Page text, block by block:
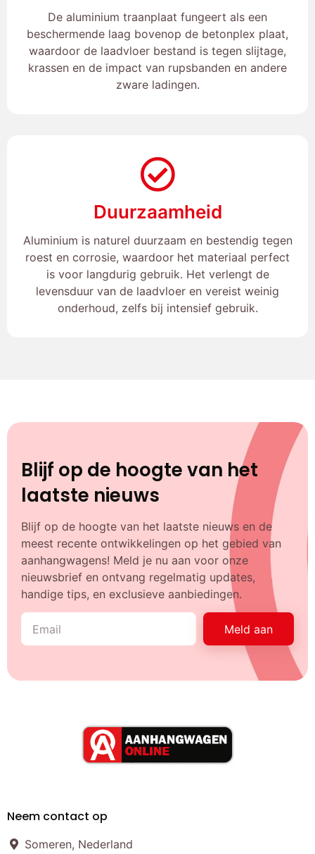
De aluminium traanplaat fungeert als een
beschermende laag bovenop de betonplex plaat,
waardoor de laadvloer bestand is tegen slijtage,
krassen en de impact van rupsbanden en andere
zware ladingen.
Duurzaamheid
Aluminium is naturel duurzaam en bestendig tegen
roest en corrosie, waardoor het materiaal perfect
is voor langdurig gebruik. Het verlengt de
levensduur van de laadvloer en vereist weinig
onderhoud, zelfs bij intensief gebruik.
Blijf op de hoogte van het
laatste nieuws
Blijf op de hoogte van het laatste nieuws en de
meest recente ontwikkelingen op het gebied van
aanhangwagens! Meld je nu aan voor onze
nieuwsbrief en ontvang regelmatig updates,
handige tips, en exclusieve aanbiedingen.
Meld aan
Neem contact op
Someren, Nederland